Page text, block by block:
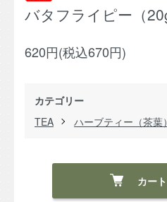
バタフライピー（
620円(税込670円)
カテゴリー
TEA
ハーブティー（茶葉）
カー